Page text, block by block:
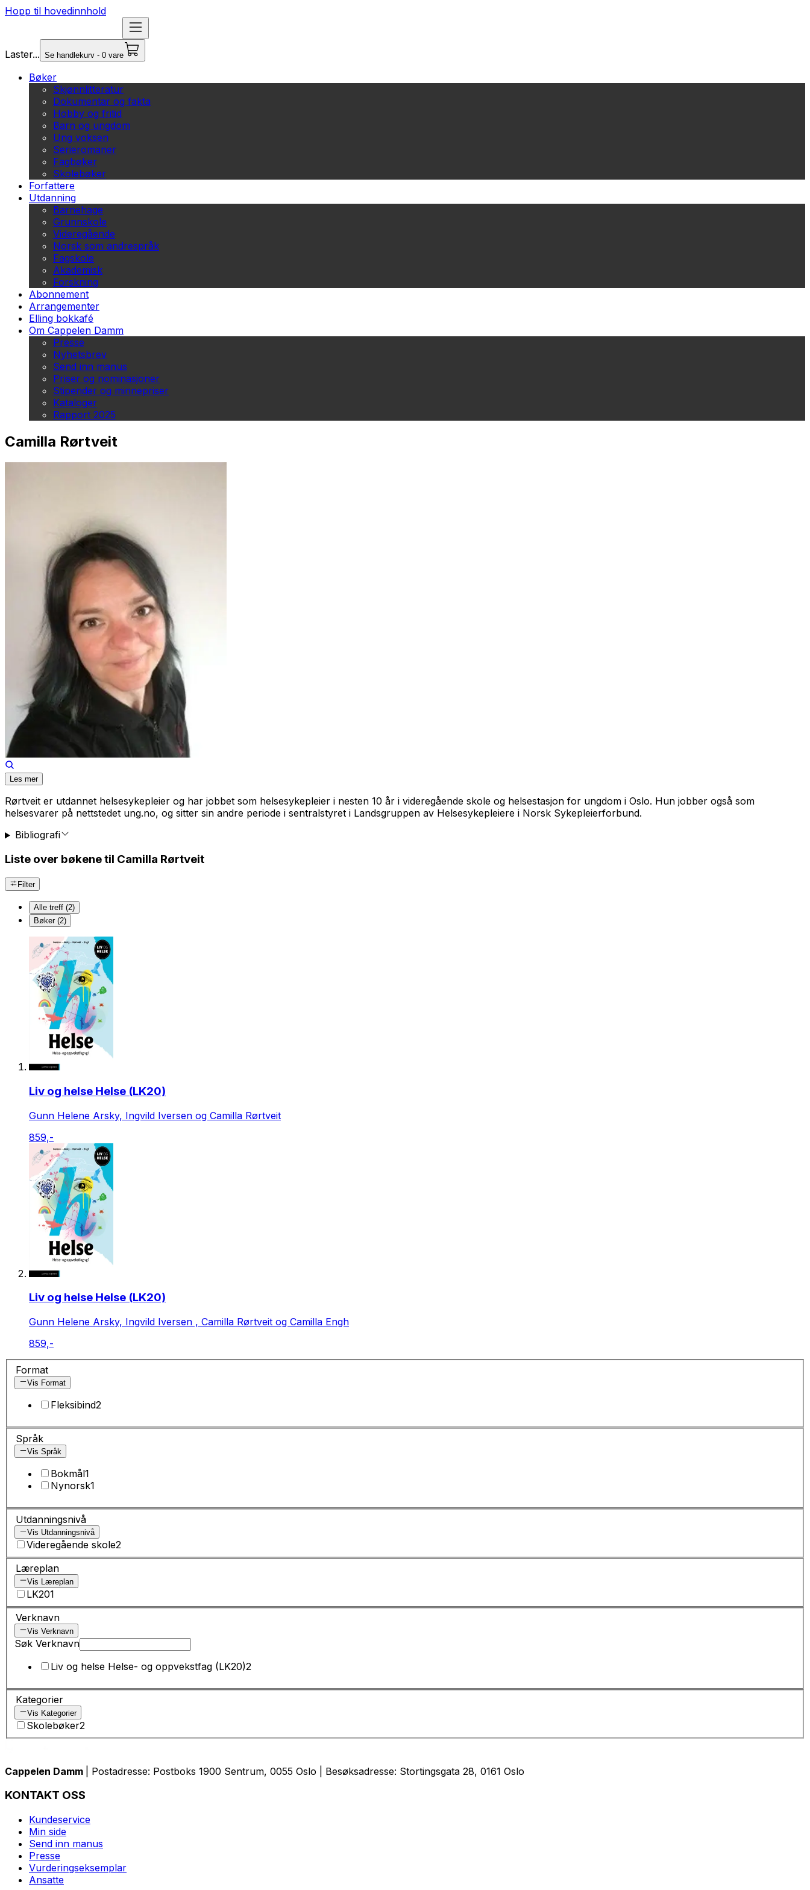
Hopp til hovedinnhold
Laster... Se handlekurv - 0 vare
Bøker
Skjønnlitteratur
Dokumentar og fakta
Hobby og fritid
Barn og ungdom
Ung voksen
Serieromaner
Fagbøker
Skolebøker
Forfattere
Utdanning
Barnehage
Grunnskole
Videregående
Norsk som andrespråk
Fagskole
Akademisk
Forskning
Abonnement
Arrangementer
Elling bokkafé
Om Cappelen Damm
Presse
Nyhetsbrev
Send inn manus
Priser og nominasjoner
Stipender og minnepriser
Kataloger
Rapport 2025
Camilla Rørtveit
Les mer
Rørtveit er utdannet helsesykepleier og har jobbet som helsesykepleier i nesten 10 år i videregående skole og helsestasjon for ungdom i Oslo. Hun jobber også som
helsesvarer på nettstedet ung.no, og sitter sin andre periode i sentralstyret i Landsgruppen av Helsesykepleiere i Norsk Sykepleierforbund.
Bibliografi
Liste over bøkene til Camilla Rørtveit
Filter
Alle treff (2)
Bøker (2)
Liv og helse Helse (LK20)
Gunn Helene Arsky, Ingvild Iversen og Camilla Rørtveit
859,-
Liv og helse Helse (LK20)
Gunn Helene Arsky, Ingvild Iversen , Camilla Rørtveit og Camilla Engh
859,-
Format
Vis Format
Fleksibind2
Språk
Vis Språk
Bokmål1
Nynorsk1
Utdanningsnivå
Vis Utdanningsnivå
Videregående skole2
Læreplan
Vis Læreplan
LK201
Verknavn
Vis Verknavn
Søk Verknavn
Liv og helse Helse- og oppvekstfag (LK20)2
Kategorier
Vis Kategorier
Skolebøker2
Cappelen Damm | Postadresse: Postboks 1900 Sentrum, 0055 Oslo | Besøksadresse: Stortingsgata 28, 0161 Oslo
KONTAKT OSS
Kundeservice
Min side
Send inn manus
Presse
Vurderingseksemplar
Ansatte